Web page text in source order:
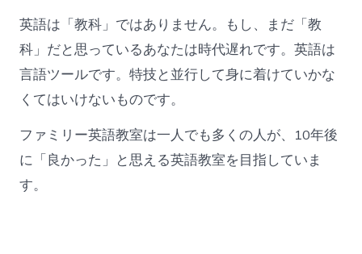
英語は「教科」ではありません。もし、まだ「教
科」だと思っているあなたは時代遅れです。英語は
言語ツールです。特技と並行して身に着けていかな
くてはいけないものです。
ファミリー英語教室は一人でも多くの人が、10年後
に「良かった」と思える英語教室を目指していま
す。